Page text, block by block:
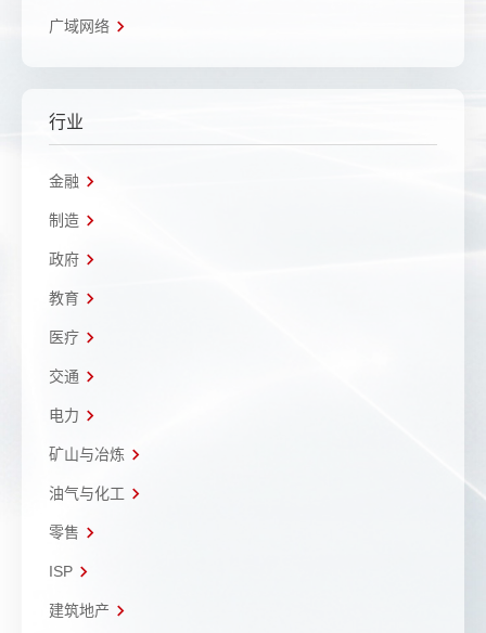
广域网络
行业
金融
制造
政府
教育
医疗
交通
电力
矿山与冶炼
油气与化工
零售
ISP
建筑地产